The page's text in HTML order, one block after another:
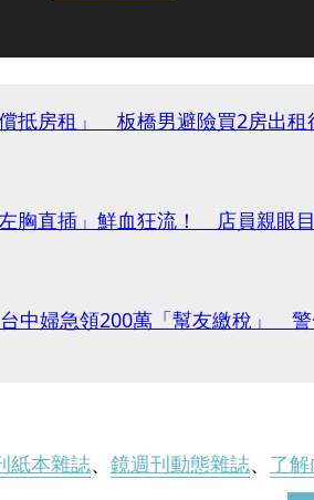
抵房租」 板橋男避險買2房出租
胸直插」鮮血狂流！ 店員親眼目
中婦急領200萬「幫友繳稅」
紙本雜誌、 鏡週刊動態雜誌、 了